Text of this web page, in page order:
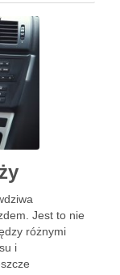
Jest to nie
różnymi
i